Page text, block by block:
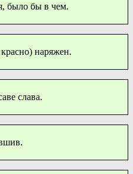
было бы в чем.
наряжен.
слава.